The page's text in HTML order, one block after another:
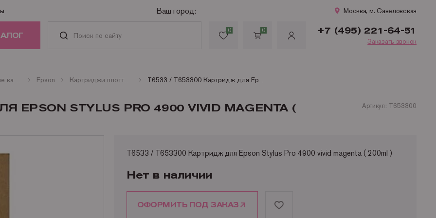
Ваш город: Москва, м. Савеловская
ТЕХНИКА
0 0 +7 (495) 221-64-51
Заказать звонок
Оригинальные картриджи Epson Картриджи плоттерные Epson T6533 / T653300 Картридж для Epson Stylus Pro 4900 vivid magenta ( 200ml )
STYLUS PRO 4900 VIVID MAGENTA ( Артикул: T653300
T6533 / T653300 Картридж для Epson Stylus Pro 4900 vivid magenta ( 200ml )
Нет в наличии
ОФОРМИТЬ ПОД ЗАКАЗ